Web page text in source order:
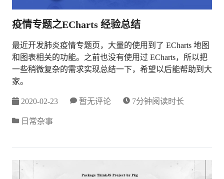
疫情专题之ECharts 经验总结
最近开发肺炎疫情专题页，大量的使用到了 ECharts 地图
和图表相关的功能。之前也没有使用过 ECharts，所以把
一些稍微复杂的需求实现总结一下，希望以后能帮助到大
家。
2020-02-23 暂无评论 7分钟阅读时长
日常杂事